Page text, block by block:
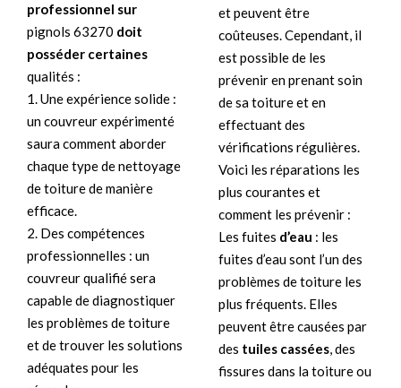
professionnel sur
pignols 63270 doit
posséder certaines
qualités :
1. Une expérience solide :
un couvreur expérimenté
saura comment aborder
chaque type de nettoyage
de toiture de manière
efficace.
2. Des compétences
professionnelles : un
couvreur qualifié sera
capable de diagnostiquer
les problèmes de toiture
et de trouver les solutions
adéquates pour les
et peuvent être
coûteuses. Cependant, il
est possible de les
prévenir en prenant soin
de sa toiture et en
effectuant des
vérifications régulières.
Voici les réparations les
plus courantes et
comment les prévenir :
Les fuites d’eau : les
fuites d’eau sont l’un des
problèmes de toiture les
plus fréquents. Elles
peuvent être causées par
des tuiles cassées, des
fissures dans la toiture ou